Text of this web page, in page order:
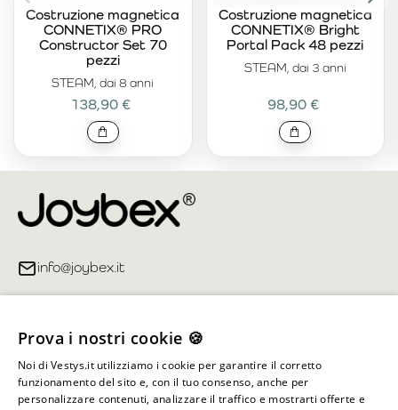
STEAM, dai 8 anni
Costruzione magnetica
CONNETIX® PRO
Constructor Set 70
pezzi
138,90 €
STEAM, dai 3 anni
Costruzione magnetica
CONNETIX® Bright
Portal Pack 48 pezzi
98,90 €
info@joybex.it
Account
Informazioni sul negozio
Prova i nostri cookie 🍪
Noi di Vestys.it utilizziamo i cookie per garantire il corretto
funzionamento del sito e, con il tuo consenso, anche per
personalizzare contenuti, analizzare il traffico e mostrarti offerte e